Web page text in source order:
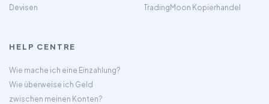
Devisen
TradingMoon Kopierhandel
HELP CENTRE
Wie mache ich eine Einzahlung?
Wie überweise ich Geld
zwischen meinen Konten?